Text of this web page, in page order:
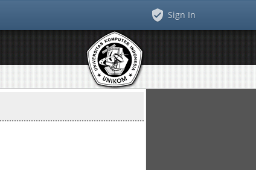
Sign In